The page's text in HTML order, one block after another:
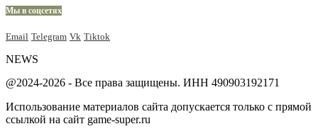
Мы в соцсетях
Email Telegram Vk Tiktok
NEWS
@2024-2026 - Все права защищены. ИНН 490903192171
Использование материалов сайта допускается только с прямой
ссылкой на сайт game-super.ru